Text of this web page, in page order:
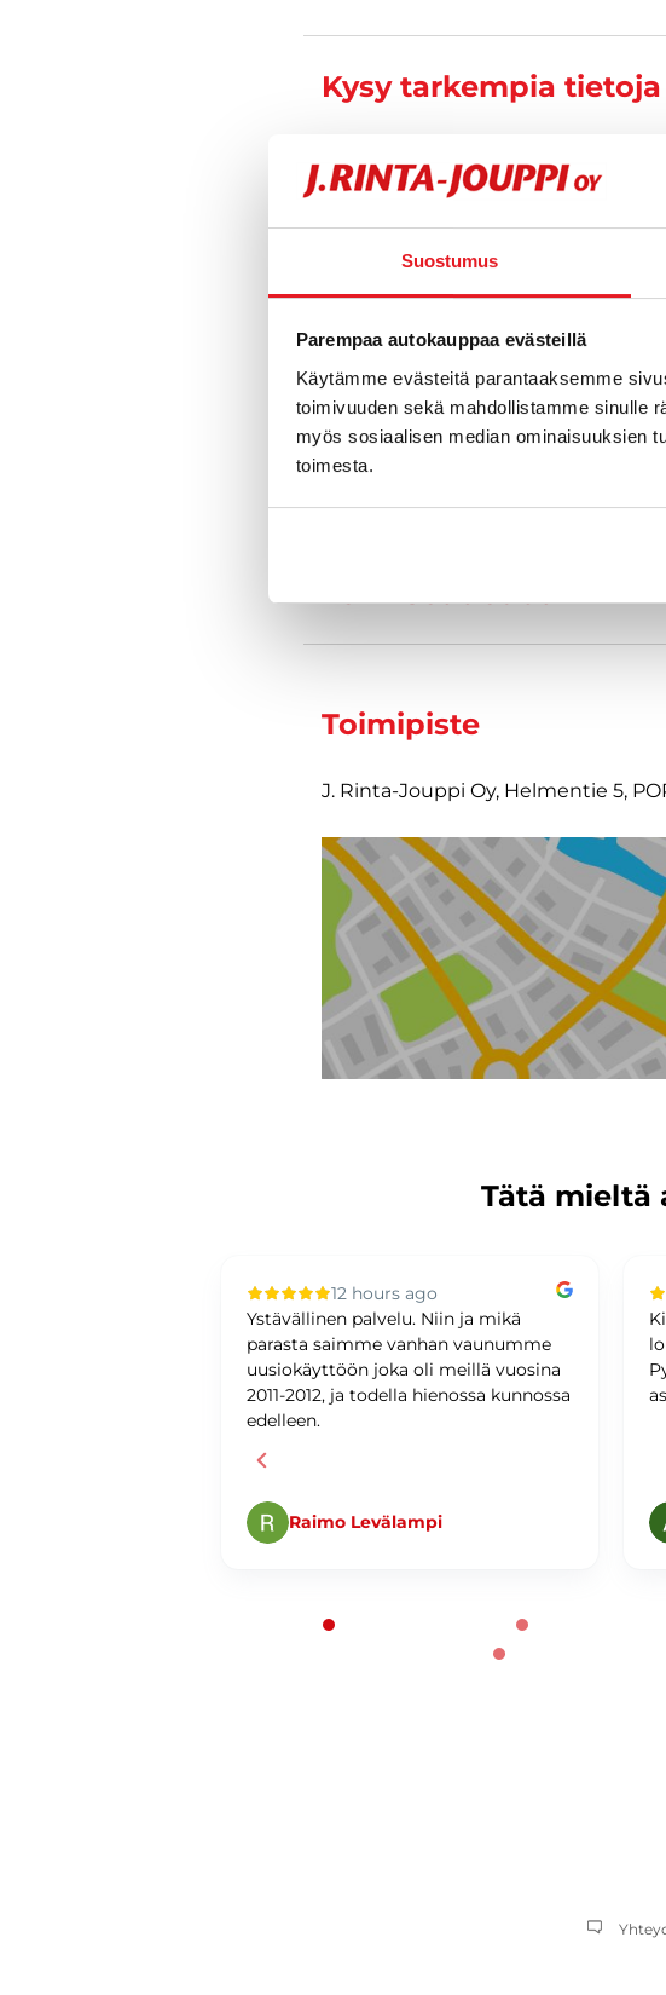
Suostumus
Parempaa autokauppaa evästeillä
Käytämme evästeitä parantaaksemme
toimivuuden sekä mahdollistamme sinulle
myös sosiaalisen median ominaisuuksien
toimesta.
Kysy tarkempia tietoja
Jan Heino
Automyyjä FI
040 711 3923
Tekniset tiedot
Toimipiste
J. Rinta-Jouppi Oy, Helmentie 5,
Tätä mieltä
12 hours ago
Ystävällinen palvelu. Niin ja mikä
parasta saimme vanhan vaunumme
uusiokäyttöön joka oli meillä vuosina
2011-2012, ja todella hienossa kunnossa
edelleen.
Raimo Levälampi